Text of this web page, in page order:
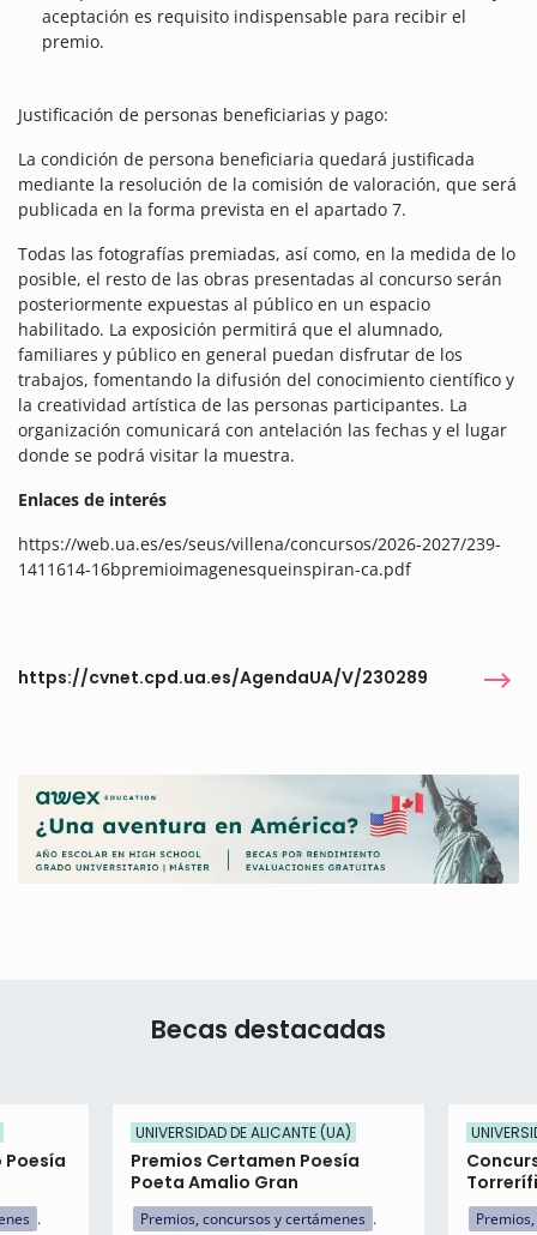
aceptación es requisito indispensable para recibir el
premio.
Justificación de personas beneficiarias y pago:
La condición de persona beneficiaria quedará justificada
mediante la resolución de la comisión de valoración, que será
publicada en la forma prevista en el apartado 7.
Todas las fotografías premiadas, así como, en la medida de lo
posible, el resto de las obras presentadas al concurso serán
posteriormente expuestas al público en un espacio
habilitado. La exposición permitirá que el alumnado,
familiares y público en general puedan disfrutar de los
trabajos, fomentando la difusión del conocimiento científico y
la creatividad artística de las personas participantes. La
organización comunicará con antelación las fechas y el lugar
donde se podrá visitar la muestra.
Enlaces de interés
https://web.ua.es/es/seus/villena/concursos/2026-2027/239-
1411614-16bpremioimagenesqueinspiran-ca.pdf
https://cvnet.cpd.ua.es/AgendaUA/V/230289
Becas destacadas
Poesía
UNIVERSIDAD DE ALICANTE (UA)
Premios Certamen Poesía
Poeta Amalio Gran
Premios, concursos y certámenes